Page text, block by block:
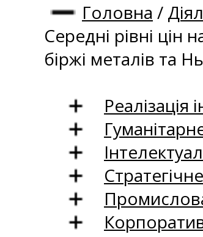
Головна /
Середні рівні цін
біржі металів та
Реалізація